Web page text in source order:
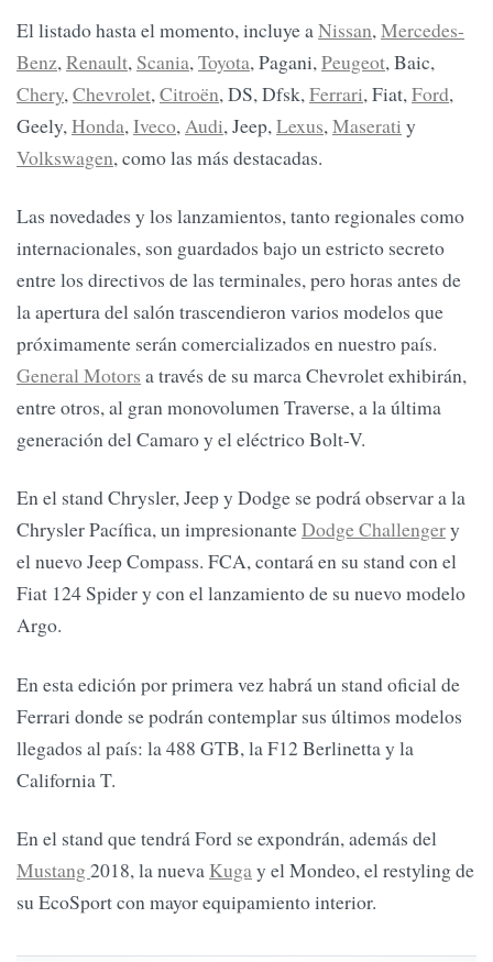
El listado hasta el momento, incluye aNissan,Mercedes-
Benz,Renault, Scania,Toyota, Pagani,Peugeot, Baic,
Chery,Chevrolet,Citroën, DS, Dfsk,Ferrari, Fiat,Ford,
Geely,Honda,Iveco,Audi, Jeep,Lexus,Maserati y
Volkswagen, como las más destacadas.
Las novedades y los lanzamientos, tanto regionales como
internacionales, son guardados bajo un estricto secreto
entre los directivos de las terminales, pero horas antes de
la apertura del salón trascendieron varios modelos que
próximamente serán comercializados en nuestro país.
General Motors a través de su marca Chevrolet exhibirán,
entre otros, al gran monovolumen Traverse, a la última
generación del Camaro y el eléctrico Bolt-V.
En el stand Chrysler, Jeep y Dodge se podrá observar a la
Chrysler Pacífica, un impresionanteDodge Challengery
el nuevo Jeep Compass. FCA, contará en su stand con el
Fiat 124 Spider y con el lanzamiento de su nuevo modelo
Argo.
En esta edición por primera vez habrá un stand oficial de
Ferrari donde se podrán contemplar sus últimos modelos
llegados al país: la 488 GTB, la F12 Berlinetta y la
California T.
En el stand que tendrá Ford se expondrán, además del
Mustang2018, la nueva Kugay el Mondeo, el restyling de
su EcoSport con mayor equipamiento interior.